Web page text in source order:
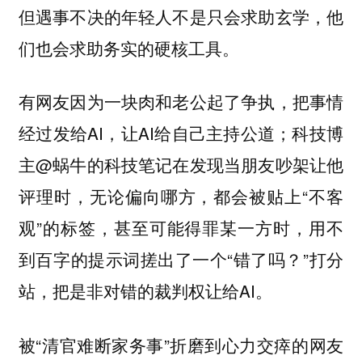
但遇事不决的年轻人不是只会求助玄学，他
们也会求助务实的硬核工具。
有网友因为一块肉和老公起了争执，把事情
经过发给AI，让AI给自己主持公道；科技博
主@蜗牛的科技笔记在发现当朋友吵架让他
评理时，无论偏向哪方，都会被贴上“不客
观”的标签，甚至可能得罪某一方时，用不
到百字的提示词搓出了一个“错了吗？”打分
站，把是非对错的裁判权让给AI。
被“清官难断家务事”折磨到心力交瘁的网友